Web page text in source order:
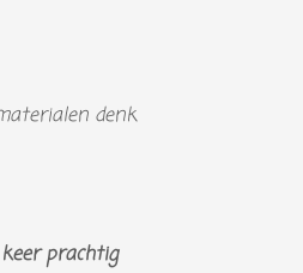
denk
prachtig